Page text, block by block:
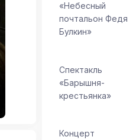
«Небесный
почтальон Федя
Булкин»
Спектакль
«Барышня-
крестьянка»
Концерт